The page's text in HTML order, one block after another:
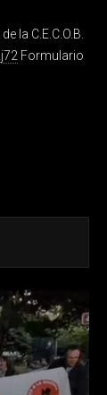
la C.E.C.O.B.
Formulario